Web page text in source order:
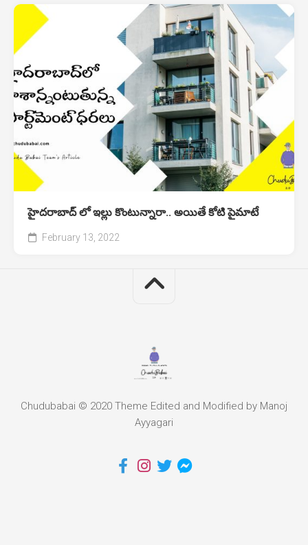
హైదరాబాద్‌ లో ఇల్లు కొంటున్నారా.. అయితే కోటి పైమాటే
February 13, 2022
Chudubabai © 2020 Theme Edited and Modified by Manoj
Ayyagari